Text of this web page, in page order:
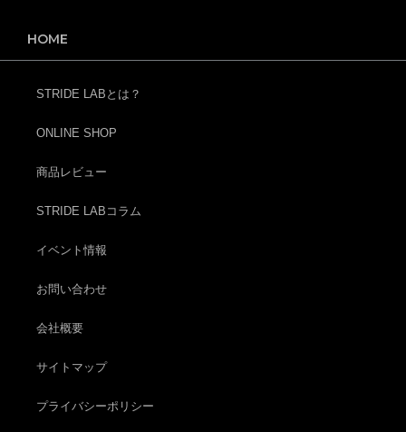
HOME
STRIDE LABとは？
ONLINE SHOP
商品レビュー
STRIDE LABコラム
イベント情報
お問い合わせ
会社概要
サイトマップ
プライバシーポリシー